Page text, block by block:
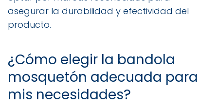
asegurar la durabilidad y efectividad del
producto.
¿Cómo elegir la bandola
mosquetón adecuada para
mis necesidades?